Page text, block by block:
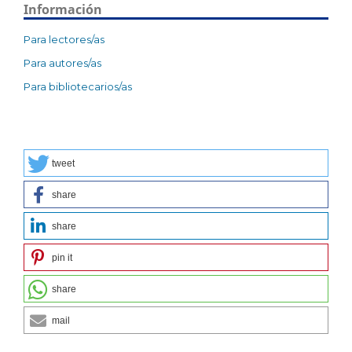
Información
Para lectores/as
Para autores/as
Para bibliotecarios/as
tweet
share
share
pin it
share
mail